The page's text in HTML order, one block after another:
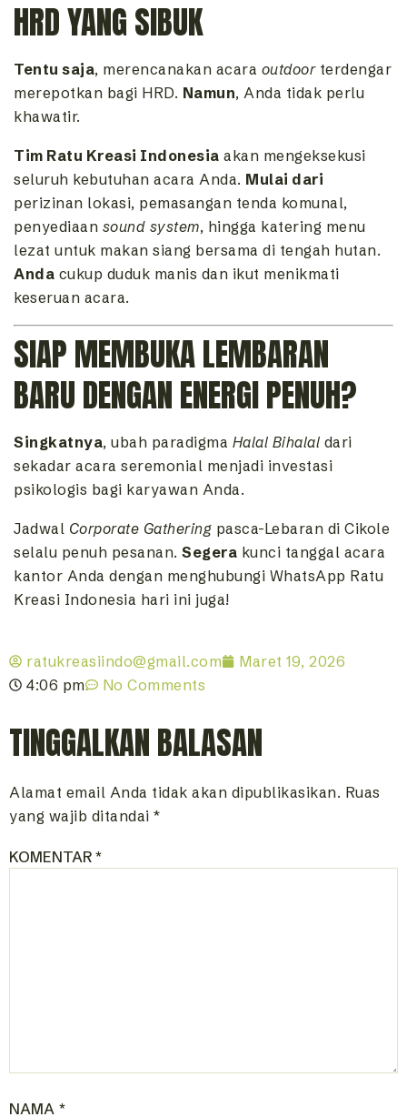
HRD YANG SIBUK
Tentu saja, merencanakan acara outdoorterdengar
merepotkan bagi HRD. Namun, Anda tidak perlu
khawatir.
Tim Ratu Kreasi Indonesia akan mengeksekusi
seluruh kebutuhan acara Anda. Mulai dari
perizinan lokasi, pemasangan tenda komunal,
penyediaan sound system, hingga katering menu
lezat untuk makan siang bersama di tengah hutan.
Anda cukup duduk manis dan ikut menikmati
keseruan acara.
SIAP MEMBUKA LEMBARAN
BARU DENGAN ENERGI PENUH?
Singkatnya, ubah paradigma Halal Bihalal dari
sekadar acara seremonial menjadi investasi
psikologis bagi karyawan Anda.
Jadwal Corporate Gathering pasca-Lebaran di Cikole
selalu penuh pesanan. Segera kunci tanggal acara
kantor Anda dengan menghubungi WhatsApp Ratu
Kreasi Indonesia hari ini juga!
ratukreasiindo@gmail.com
Maret 19, 2026
4:06 pm
No Comments
TINGGALKAN BALASAN
Alamat email Anda tidak akan dipublikasikan. Ruas
yang wajib ditandai *
KOMENTAR*
NAMA *